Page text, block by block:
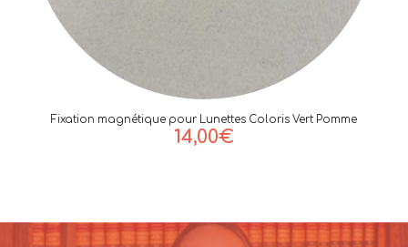
Fixation magnétique pour Lunettes Coloris Vert Pomme
14,00€